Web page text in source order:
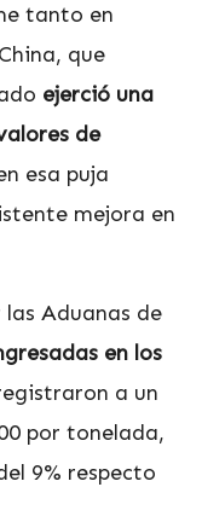
tanto en
que
ejerció una
de
esa puja
mejora en
Aduanas de
en los
a un
por tonelada,
9% respecto